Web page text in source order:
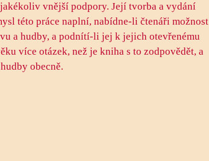
vnější podpory. Její tvorba a vydání
této práce naplní, nabídne-li čtenáři možnost
a hudby, a podnítí-li jej k jejich otevřenému
více otázek, než je kniha s to zodpovědět, a
obecně.